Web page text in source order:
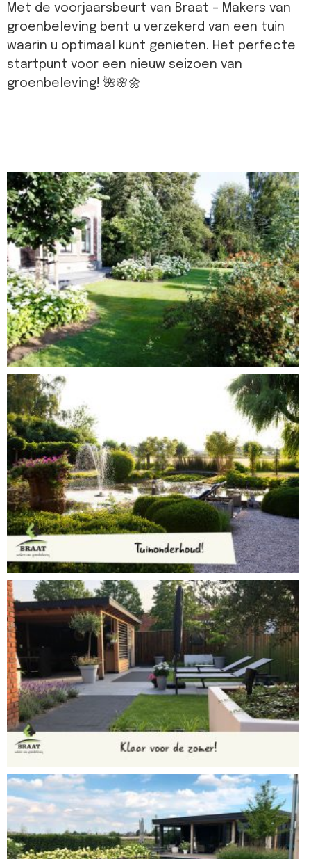
Met de voorjaarsbeurt van Braat – Makers van
groenbeleving bent u verzekerd van een tuin
waarin u optimaal kunt genieten. Het perfecte
startpunt voor een nieuw seizoen van
groenbeleving! 🌺🌸🌼